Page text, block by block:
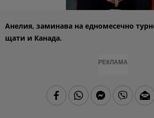
Анелия, заминава на едномесечно
щати и Канада.
РЕКЛАМА